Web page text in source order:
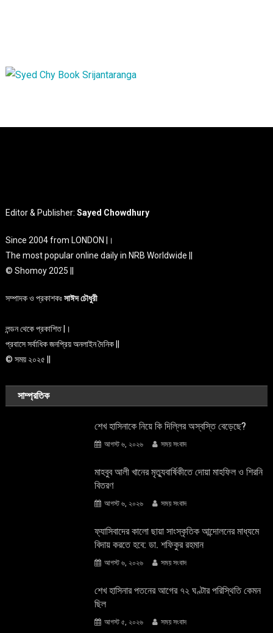
Editor & Publisher:Sayed Chowdhury
Since 2004 from LONDON |।
The most popular online daily in NRB Worldwide ||
© Shomoy 2025 ||
সম্পাদক ও প্রকাশকঃসাঈদ চৌধুরী
লন্ডন থেকে প্রকাশিত |।
প্রবাসে সর্বাধিক জনপ্রিয় অনলাইন দৈনিক ||
© সময় ২০২৫ ||
সাম্প্রতিক
শেখ হাসিনাকে নিয়ে কি দিল্লির অস্বস্তি বেড়েছে?
আগস্ট ৬, ২০২৬ সময় সংবাদ
মাহবুব আলী খানের মৃত্যুবার্ষিকীতে দোয়া মাহফিল ও শিরনি
বিতরণ
আগস্ট ৬, ২০২৬ সময় সংবাদ
ফ্যাসিবাদের কালো ছায়া সাংস্কৃতিক আন্দােলনের মাধ্যমে
বিদায় করতে হবে: ডা. শফিকুর রহমান
আগস্ট ৬, ২০২৬ সময় সংবাদ
শেখ হাসিনার পতনের আগের ৭২ ঘণ্টার পরিস্থিতি কেমন
ছিল
আগস্ট ৫, ২০২৬ সময় সংবাদ